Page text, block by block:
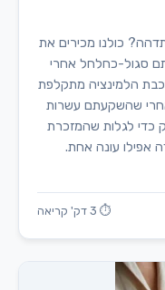
כולנו מכירים את
סגול-כחלחל אחרי
הלמינציה מתקלפת
אחרי שהשקעתם עשרות
כדי לגלות שהמזכרת
אפילו עונה אחת.
⏱ 3 דק' קריאה